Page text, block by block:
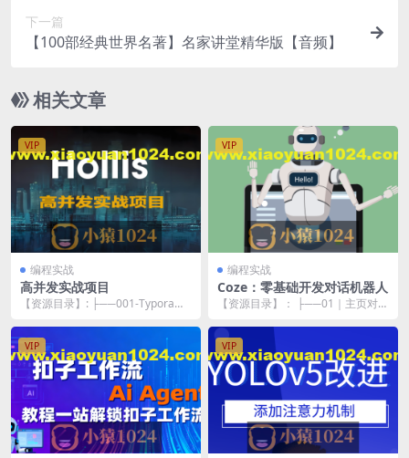
下一篇
【100部经典世界名著】名家讲堂精华版【音频】
相关文章
VIP
编程实战
高并发实战项目
【资源目录】: ├──001-Typora
VIP
编程实战
Coze：零基础开发对话机器人
【资源目录】： ├──01｜主页对话
VIP VIP